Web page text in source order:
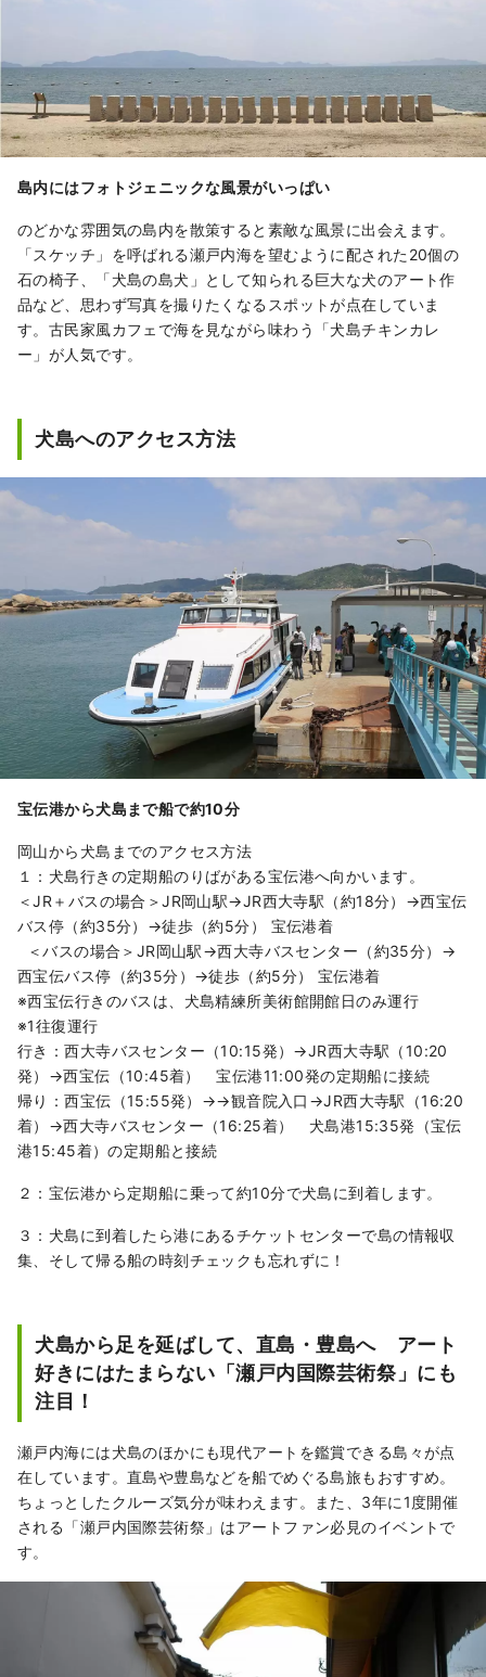
島内にはフォトジェニックな風景がいっぱい
のどかな雰囲気の島内を散策すると素敵な風景に出会えます。
「スケッチ」を呼ばれる瀬戸内海を望むように配された20個の
石の椅子、「犬島の島犬」として知られる巨大な犬のアート作
品など、思わず写真を撮りたくなるスポットが点在していま
す。古民家風カフェで海を見ながら味わう「犬島チキンカレ
ー」が人気です。
犬島へのアクセス方法
宝伝港から犬島まで船で約10分
岡山から犬島までのアクセス方法
１：犬島行きの定期船のりばがある宝伝港へ向かいます。
＜JR＋バスの場合＞JR岡山駅→JR西大寺駅（約18分）→西宝伝
バス停（約35分）→徒歩（約5分） 宝伝港着
＜バスの場合＞JR岡山駅→西大寺バスセンター（約35分）→
西宝伝バス停（約35分）→徒歩（約5分） 宝伝港着
※西宝伝行きのバスは、犬島精練所美術館開館日のみ運行
※1往復運行
行き：西大寺バスセンター（10:15発）→JR西大寺駅（10:20
発）→西宝伝（10:45着） 宝伝港11:00発の定期船に接続
帰り：西宝伝（15:55発）→→観音院入口→JR西大寺駅（16:20
着）→西大寺バスセンター（16:25着） 犬島港15:35発（宝伝
港15:45着）の定期船と接続
２：宝伝港から定期船に乗って約10分で犬島に到着します。
３：犬島に到着したら港にあるチケットセンターで島の情報収
集、そして帰る船の時刻チェックも忘れずに！
犬島から足を延ばして、直島・豊島へ アート
好きにはたまらない「瀬戸内国際芸術祭」にも
注目！
瀬戸内海には犬島のほかにも現代アートを鑑賞できる島々が点
在しています。直島や豊島などを船でめぐる島旅もおすすめ。
ちょっとしたクルーズ気分が味わえます。また、3年に1度開催
される「瀬戸内国際芸術祭」はアートファン必見のイベントで
す。